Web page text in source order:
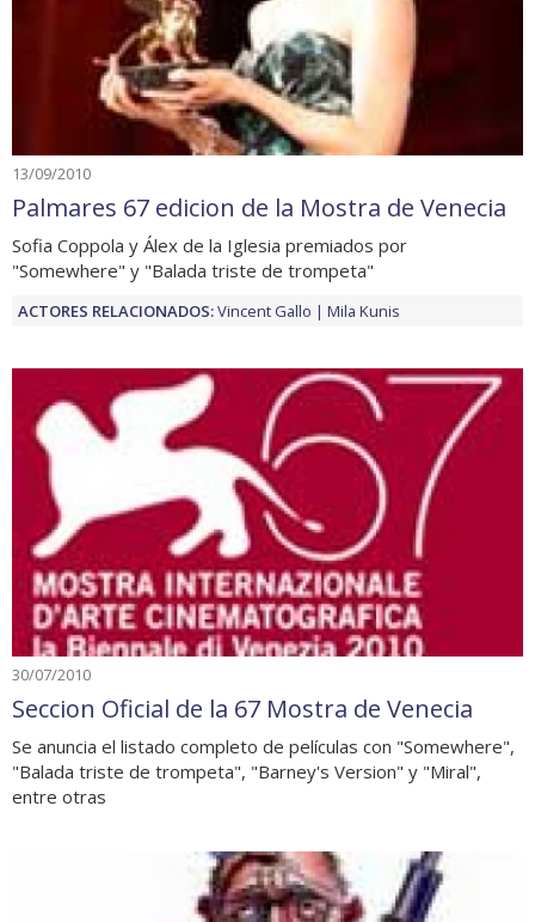
13/09/2010
Palmares 67 edicion de la Mostra de Venecia
Sofia Coppola y Álex de la Iglesia premiados por
"Somewhere" y "Balada triste de trompeta"
ACTORES RELACIONADOS:Vincent Gallo Mila Kunis
30/07/2010
Seccion Oficial de la 67 Mostra de Venecia
Se anuncia el listado completo de películas con "Somewhere",
"Balada triste de trompeta", "Barney's Version" y "Miral",
entre otras